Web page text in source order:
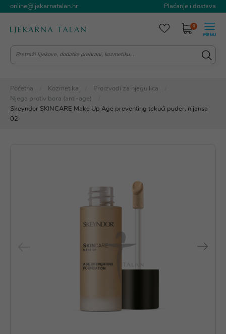
online@ljekarnatalan.hr Plaćanje i dostava
0
Početna Kozmetika
Proizvodi za njegu lica
Njega protiv bora (anti-age)
Skeyndor SKINCARE Make Up Age preventing tekući puder, nijansa
02